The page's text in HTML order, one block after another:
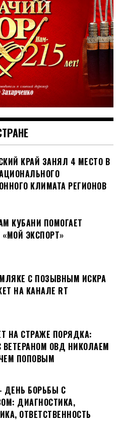
КРАЙ ЗАНЯЛ 4 МЕСТО В
КЛИМАТА РЕГИОНОВ
КУБАНИ ПОМОГАЕТ
ЭКСПОРТ»
С ПОЗЫВНЫМ ИСКРА
НА КАНАЛЕ RT
НА СТРАЖЕ ПОРЯДКА:
ВЕТЕРАНОМ ОВД НИКОЛАЕМ
ПОПОВЫМ
БОРЬБЫ С
ДИАГНОСТИКА,
ОТВЕТСТВЕННОСТЬ